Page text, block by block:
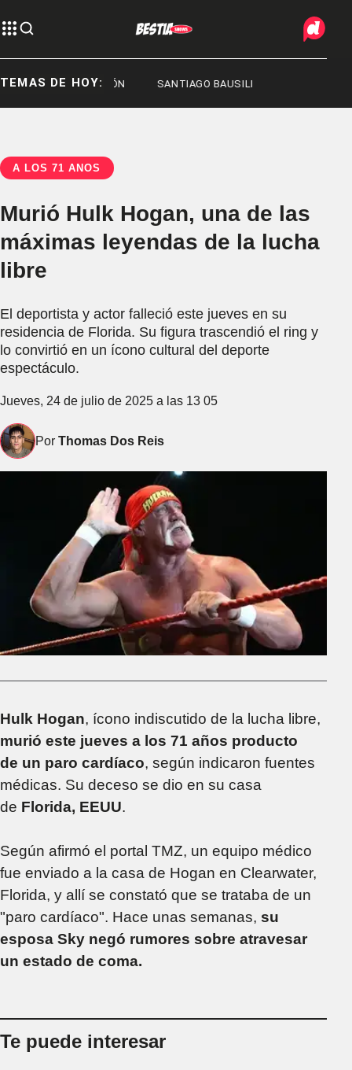
TEMAS DE HOY:
REPRESIÓN SANTIAGO BAUSILI
A LOS 71 AÑOS
Murió Hulk Hogan, una de las
máximas leyendas de la lucha
libre
El deportista y actor falleció este jueves en su
residencia de Florida. Su figura trascendió el ring y
lo convirtió en un ícono cultural del deporte
espectáculo.
Jueves, 24 de julio de 2025 a las 13 05
Por Thomas Dos Reis
Hulk Hogan, ícono indiscutido de la lucha libre,
murió este jueves a los 71 años producto
de un paro cardíaco, según indicaron fuentes
médicas. Su deceso se dio en su casa
de Florida, EEUU.
Según afirmó el portal TMZ, un equipo médico
fue enviado a la casa de Hogan en Clearwater,
Florida, y allí se constató que se trataba de un
"paro cardíaco". Hace unas semanas, su
esposa Sky negó rumores sobre atravesar
un estado de coma.
Te puede interesar